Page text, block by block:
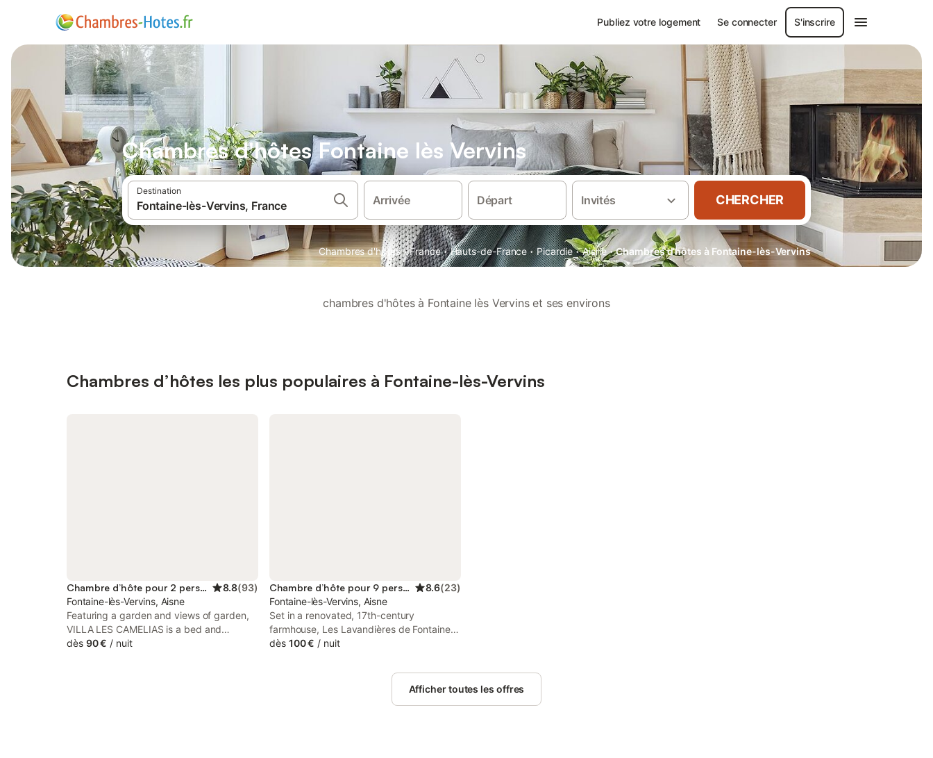
Publiez votre logement Se connecter S'inscrire
Chambres d'hôtes Fontaine lès Vervins
Destination
Arrivée Départ Invités CHERCHER
Chambres d'hôtes · France · Hauts-de-France · Picardie · Aisne · Chambres d’hôtes à Fontaine-lès-Vervins
chambres d'hôtes à Fontaine lès Vervins et ses environs
Chambres d’hôtes les plus populaires à Fontaine-lès-Vervins
Chambre d’hôte pour 2 personnes 8.8(93)
Fontaine-lès-Vervins, Aisne
Featuring a garden and views of garden,
VILLA LES CAMELIAS is a bed and
breakfast situated in a historic building in
dès 90 € / nuit
Chambre d’hôte pour 9 personnes 8.6(23)
Fontaine-lès-Vervins, Aisne
Set in a renovated, 17th-century
farmhouse, Les Lavandières de Fontaine
offers guest rooms, a self-catering house
You will access to the hot tub, spa and
dès 100 € / nuit
Afficher toutes les offres